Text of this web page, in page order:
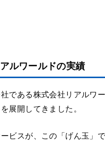
ルワールドの実績
である株式会社リアルワ
展開してきました。
ビスが、この「げん玉」